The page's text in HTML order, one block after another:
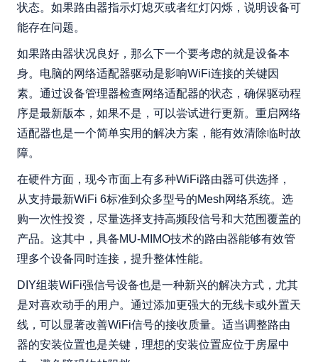
状态。如果路由器指示灯熄灭或者红灯闪烁，说明设备可
能存在问题。
如果路由器状况良好，那么下一个要考虑的就是设备本
身。电脑的网络适配器驱动是影响WiFi连接的关键因
素。通过设备管理器检查网络适配器的状态，确保驱动程
序是最新版本，如果不是，可以尝试进行更新。重启网络
适配器也是一个简单实用的解决方案，能有效清除临时故
障。
在硬件方面，现今市面上有多种WiFi路由器可供选择，
从支持最新WiFi 6标准到众多型号的Mesh网络系统。选
购一次性投资，尽量选择支持高频段信号和大范围覆盖的
产品。这其中，具备MU-MIMO技术的路由器能够有效管
理多个设备同时连接，提升整体性能。
DIY组装WiFi强信号设备也是一种新兴的解决方式，尤其
是对喜欢动手的用户。通过添加更强大的无线卡或外置天
线，可以显著改善WiFi信号的接收质量。适当调整路由
器的安装位置也是关键，理想的安装位置应位于房屋中